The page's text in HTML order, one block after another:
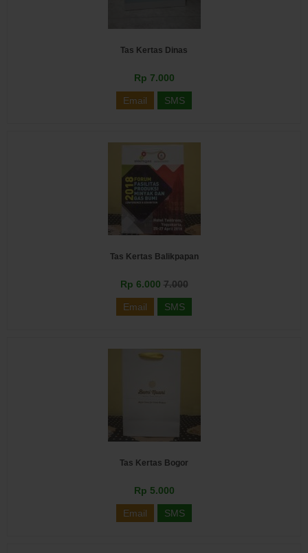
Tas Kertas Dinas
Rp 7.000
Email SMS
Tas Kertas Balikpapan
Rp 6.000 7.000
Email SMS
Tas Kertas Bogor
Rp 5.000
Email SMS